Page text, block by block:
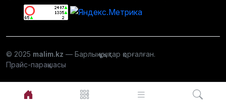
© 2025 malim.kz — Барлық құқықтар қорғалған.
Прайс-парақшасы